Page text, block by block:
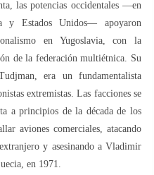
las potencias occidentales —en
y Estados Unidos— apoyaron
en Yugoslavia, con la
de la federación multiétnica. Su
era un fundamentalista
extremistas. Las facciones se
a principios de la década de los
aviones comerciales, atacando
y asesinando a Vladimir
en 1971.